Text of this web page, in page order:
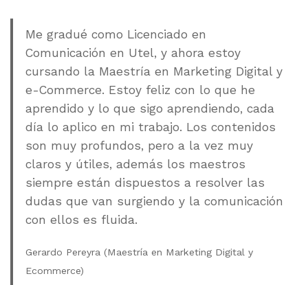
Me gradué como Licenciado en
Comunicación en Utel, y ahora estoy
cursando la Maestría en Marketing Digital y
e-Commerce. Estoy feliz con lo que he
aprendido y lo que sigo aprendiendo, cada
día lo aplico en mi trabajo. Los contenidos
son muy profundos, pero a la vez muy
claros y útiles, además los maestros
siempre están dispuestos a resolver las
dudas que van surgiendo y la comunicación
con ellos es fluida.
Gerardo Pereyra (Maestría en Marketing Digital y
Ecommerce)